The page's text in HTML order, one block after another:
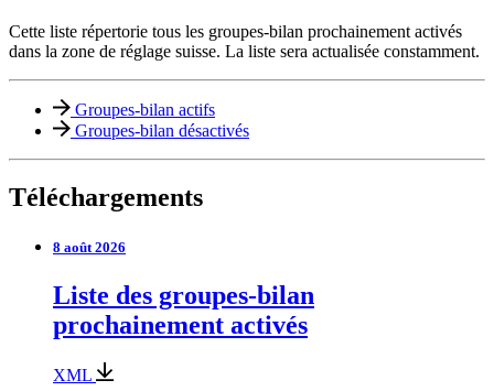
Cette liste répertorie tous les groupes-bilan prochainement activés
dans la zone de réglage suisse. La liste sera actualisée constamment.
Groupes-bilan actifs
Groupes-bilan désactivés
Téléchargements
8 août 2026
Liste des groupes-bilan
prochainement activés
XML